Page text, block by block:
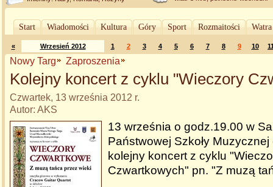
Start Wiadomości Kultura Góry Sport Rozmaitości
« Wrzesień 2012 1 2 3 4 5 6 7 8 9 10
Nowy Targ Zaproszenia
Kolejny koncert z cyklu "Wieczory
Czwartek, 13 września 2012 r.
Autor: AKS
13 września o godz.19.00 w
Państwowej Szkoły
kolejny koncert z cyklu
Czwartkowych" pn. "Z muzą